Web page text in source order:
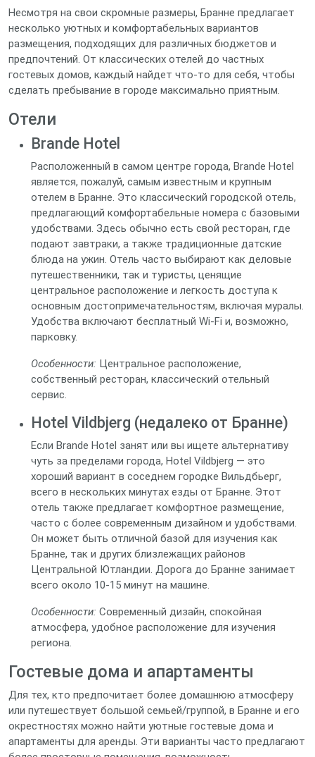
Несмотря на свои скромные размеры, Бранне предлагает
несколько уютных и комфортабельных вариантов
размещения, подходящих для различных бюджетов и
предпочтений. От классических отелей до частных
гостевых домов, каждый найдет что-то для себя, чтобы
сделать пребывание в городе максимально приятным.
Отели
Brande Hotel
Расположенный в самом центре города, Brande Hotel
является, пожалуй, самым известным и крупным
отелем в Бранне. Это классический городской отель,
предлагающий комфортабельные номера с базовыми
удобствами. Здесь обычно есть свой ресторан, где
подают завтраки, а также традиционные датские
блюда на ужин. Отель часто выбирают как деловые
путешественники, так и туристы, ценящие
центральное расположение и легкость доступа к
основным достопримечательностям, включая муралы.
Удобства включают бесплатный Wi-Fi и, возможно,
парковку.
Особенности: Центральное расположение,
собственный ресторан, классический отельный
сервис.
Hotel Vildbjerg (недалеко от Бранне)
Если Brande Hotel занят или вы ищете альтернативу
чуть за пределами города, Hotel Vildbjerg — это
хороший вариант в соседнем городке Вильдбьерг,
всего в нескольких минутах езды от Бранне. Этот
отель также предлагает комфортное размещение,
часто с более современным дизайном и удобствами.
Он может быть отличной базой для изучения как
Бранне, так и других близлежащих районов
Центральной Ютландии. Дорога до Бранне занимает
всего около 10-15 минут на машине.
Особенности: Современный дизайн, спокойная
атмосфера, удобное расположение для изучения
региона.
Гостевые дома и апартаменты
Для тех, кто предпочитает более домашнюю атмосферу
или путешествует большой семьей/группой, в Бранне и его
окрестностях можно найти уютные гостевые дома и
апартаменты для аренды. Эти варианты часто предлагают